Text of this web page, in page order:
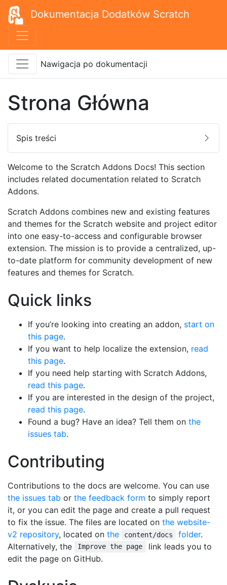
Dokumentacja Dodatków Scratch
Nawigacja po dokumentacji
Spis treści
Strona Główna
Welcome to the Scratch Addons Docs! This section
includes related documentation related to Scratch
Addons.
Scratch Addons combines new and existing features
and themes for the Scratch website and project editor
into one easy-to-access and configurable browser
extension. The mission is to provide a centralized, up-
to-date platform for community development of new
features and themes for Scratch.
Quick links
If you’re looking into creating an addon, start on
this page.
If you want to help localize the extension, read
this page.
If you need help starting with Scratch Addons,
read this page.
If you are interested in the design of the project,
read this page.
Found a bug? Have an idea? Tell them on the
issues tab.
Contributing
Contributions to the docs are welcome. You can use
the issues tab or the feedback form to simply report
it, or you can edit the page and create a pull request
to fix the issue. The files are located on the website-
v2 repository, located on the content/docs folder.
Alternatively, the
Improve the page
link leads you to
edit the page on GitHub.